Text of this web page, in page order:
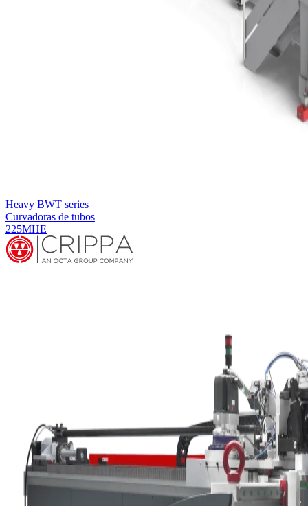
Heavy BWT series
Curvadoras de tubos
225MHE